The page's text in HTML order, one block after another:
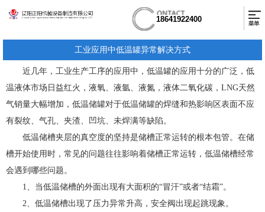
18641922400
工业应用中低温罐异常解决方式
近几年，工业生产工序的应用中，低温罐的应用十分的广泛，低
温液体市场日益红火，液氧、液氩、液氮，液体二氧化碳，LNG天然
气销量大幅增加，低温储罐对于低温储罐的焊缝和热影响区表面不应
有裂纹、气孔、夹渣、凹坑、未焊满等缺陷。
低温储槽夹层的真空度的坚持是储槽正常运转的根本包管。在储
槽开始使用时，常见的问题往往影响着储槽正常运转，低温储槽经常
会遇到哪些问题。
1、当低温储槽的外面出现有大面积的“冒汗”或者“结霜”。
2、低温储槽出现了压力异常升高，安全阀出现起跳现象。